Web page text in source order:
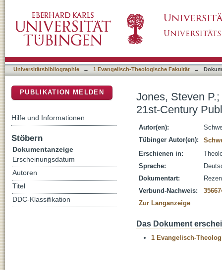
[Rezension]
Universitätsbibliographie → 1 Evangelisch-Theologische Fakultät →
Jones, Steven
21st-Century
Autor(en):
Tübinger Autor(en):
Erschienen in:
Sprache:
Dokumentart:
Verbund-Nachweis:
Zur Langanzeige
Das Dokument
1 Evangelisch-
PUBLIKATION MELDEN
Hilfe und Informationen
Stöbern
Dokumentanzeige
Erscheinungsdatum
Autoren
Titel
DDC-Klassifikation